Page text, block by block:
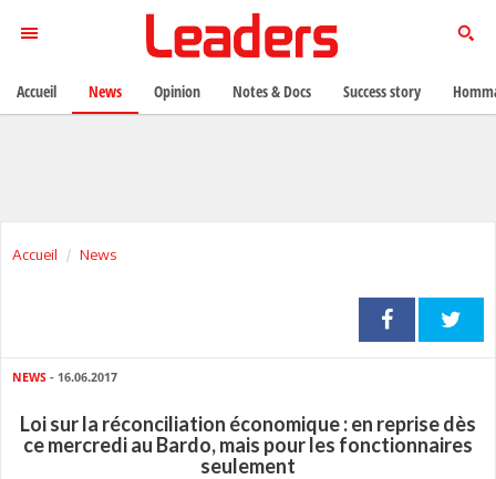
Accueil News
NEWS - 16.06.2017
Loi sur la réconciliation économique : en reprise dès
ce mercredi au Bardo, mais pour les fonctionnaires
seulement
Accueil News Opinion Notes & Docs Success story